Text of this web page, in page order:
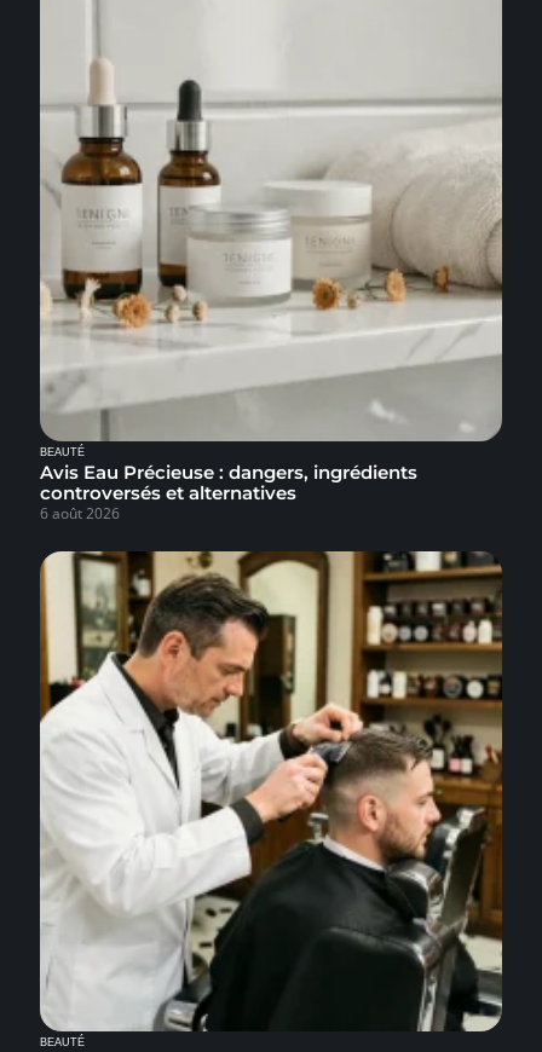
BEAUTÉ
Avis Eau Précieuse : dangers, ingrédients
controversés et alternatives
6 août 2026
BEAUTÉ